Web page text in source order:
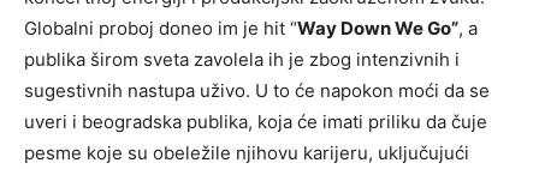
Globalni proboj doneo im je hit “Way Down We Go”, a
publika širom sveta zavolela ih je zbog intenzivnih i
sugestivnih nastupa uživo. U to će napokon moći da se
uveri i beogradska publika, koja će imati priliku da čuje
pesme koje su obeležile njihovu karijeru, uključujući